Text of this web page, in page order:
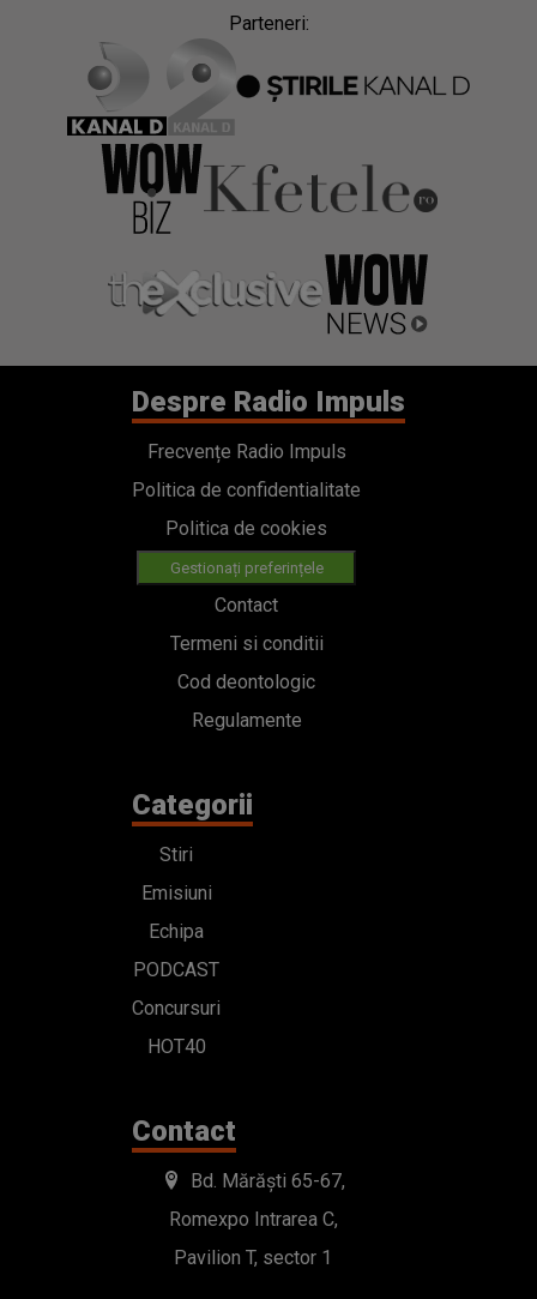
Parteneri:
Despre Radio Impuls
Frecvențe Radio Impuls
Politica de confidentialitate
Politica de cookies
Gestionați preferințele
Contact
Termeni si conditii
Cod deontologic
Regulamente
Categorii
Stiri
Emisiuni
Echipa
PODCAST
Concursuri
HOT40
Contact
Bd. Mărăști 65-67,
Romexpo Intrarea C,
Pavilion T, sector 1